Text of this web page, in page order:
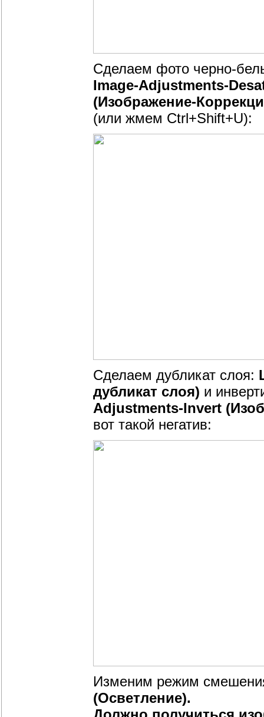
Сделаем фото черно-
Image-Adjustments-
(Изображение-
(или жмем Ctrl+Shift+U):
Сделаем дубликат слоя:
дубликат слоя) и
Adjustments-Invert
вот такой негатив:
Изменим режим
(Осветление).